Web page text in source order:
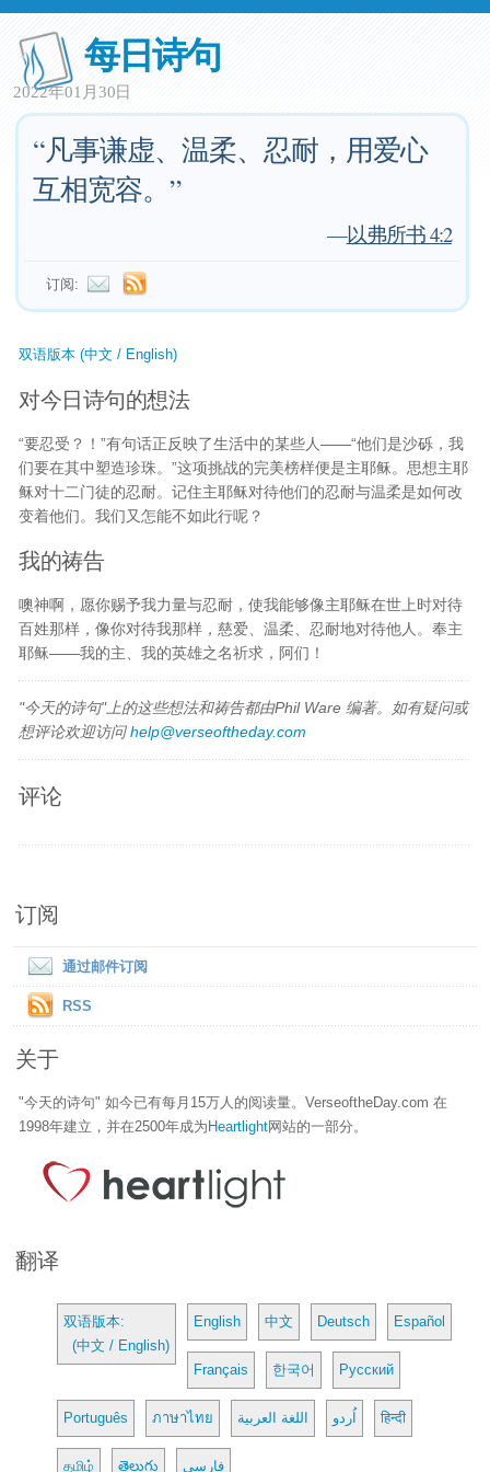
每日诗句
2022年01月30日
“凡事谦虚、温柔、忍耐，用爱心
互相宽容。”
—以弗所书 4:2
订阅:
双语版本 (中文 / English)
对今日诗句的想法
“要忍受？！”有句话正反映了生活中的某些人——“他们是沙砾，我
们要在其中塑造珍珠。”这项挑战的完美榜样便是主耶稣。思想主耶
稣对十二门徒的忍耐。记住主耶稣对待他们的忍耐与温柔是如何改
变着他们。我们又怎能不如此行呢？
我的祷告
噢神啊，愿你赐予我力量与忍耐，使我能够像主耶稣在世上时对待
百姓那样，像你对待我那样，慈爱、温柔、忍耐地对待他人。奉主
耶稣——我的主、我的英雄之名祈求，阿们！
"今天的诗句"上的这些想法和祷告都由Phil Ware 编著。如有疑问或
想评论欢迎访问help@verseoftheday.com
评论
订阅
通过邮件订阅
RSS
关于
"今天的诗句" 如今已有每月15万人的阅读量。VerseoftheDay.com 在
1998年建立，并在2500年成为 Heartlight网站的一部分。
翻译
双语版本:
(中文 / English)
English 中文 Deutsch Español
Français 한국어 Русский
Português ภาษาไทย اللغة العربية اُردو हिन्दी
தமிழ் తెలుగు فارسی